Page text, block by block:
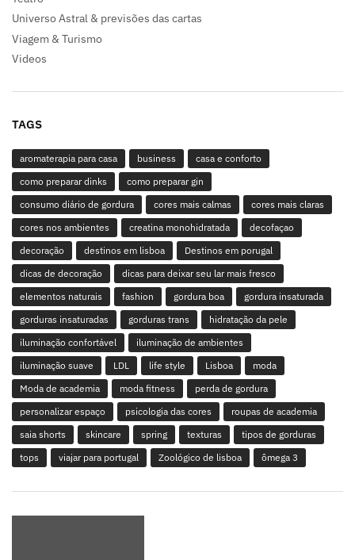
Universo Astral & previsões das cartas
Viagem & Turismo
Videos
TAGS
aromaterapia para casa business
casa e conforto
como preparar dinks
como preparar gin
consumo diário de gordura
cores mais calmas
cores mais claras
cores nos ambientes
creatina monohidratada
decofaçao
decoração
destinos em lisboa
Destinos em porugal
dicas de decoração
dicas para deixar seu lar mais fresco
elementos naturais
fashion gordura boa
gordura insaturada
gorduras insaturadas
gorduras trans
hidratação da pele
iluminação confortável
iluminação de ambientes
iluminação suave
LDL life style Lisboa
moda
Moda de academia
moda fitness
perda de gordura
personalizar espaço
psicologia das cores
roupas de academia
saia shorts
skincare spring texturas
tipos de gorduras
tops
viajar para portugal Zoológico de lisboa ômega 3